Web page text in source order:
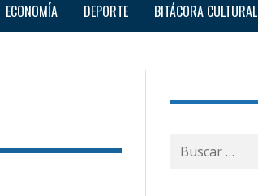
ECONOMÍA DEPORTE BITÁCORA CULTURAL
Buscar
por: